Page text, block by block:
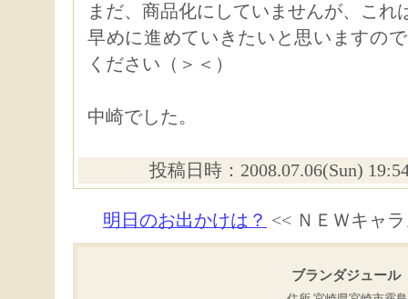
まだ、商品化にしていませんが、これ
早めに進めていきたいと思いますの
ください（＞＜）
中崎でした。
投稿日時：2008.07.06(Sun)
明日のお出かけは？ << ＮＥＷキャ
ブランダジュール